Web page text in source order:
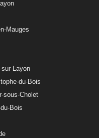
Mauges
Layon
du-Bois
sous-Cholet
Bois